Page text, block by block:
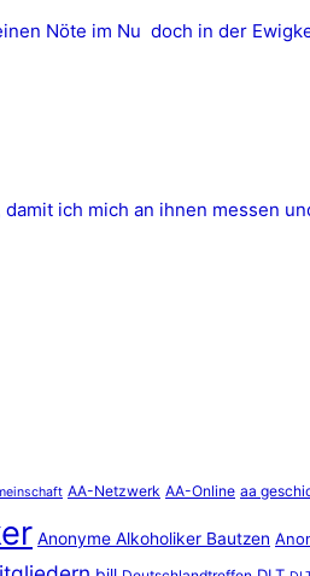
Nöte im Nu  doch in der
ich mich an ihnen messen
AA-Netzwerk AA-Online aa
Anonyme Alkoholiker Bautzen